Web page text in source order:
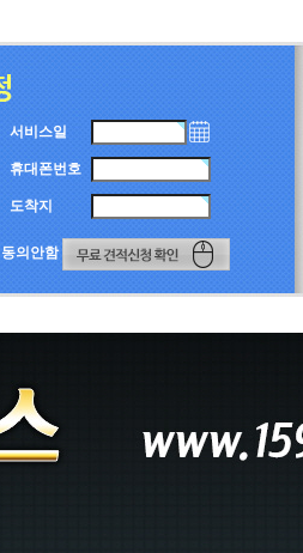
서비스일
휴대폰번호
도착지
동의안함